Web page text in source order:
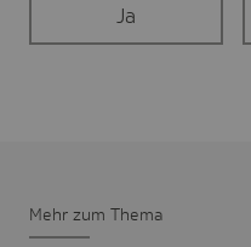
Ja
Mehr zum Thema